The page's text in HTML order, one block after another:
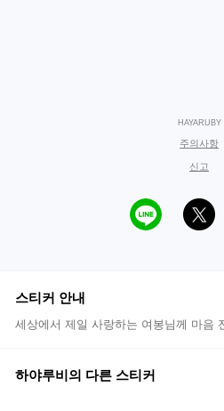
HAYARUBY
주의사항
신고
스티커 안내
세상에서 제일 사랑하는 여봉님께 마음
하야루비의 다른 스티커